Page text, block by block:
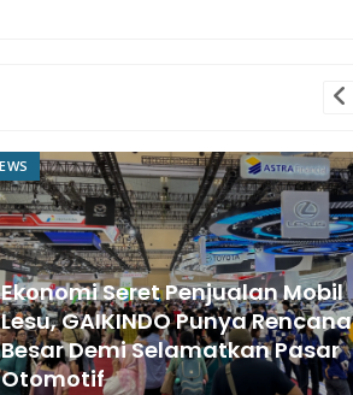
Ekonomi Seret Penjualan Mobil
Lesu, GAIKINDO Punya Rencana
Besar Demi Selamatkan Pasar
Otomotif